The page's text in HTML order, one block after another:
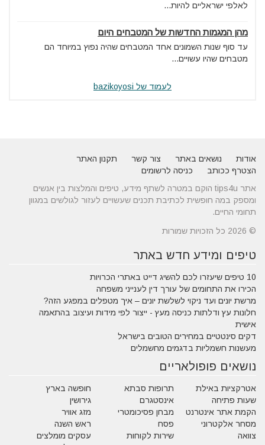
לאלפי ישראליים להיות...
מהן המגמות החדשות של המטבחים היום
עד סוף שנות השמונים אחד המטבחים שהיה נפוץ במיוחד הם
מטבחים שהיו עשויים...
לעמוד של bazikoyosi
אודות נושאים באתר צור קשר
תקנון האתר
הצטרף ככותב
כניסה לרשומים
אתר tips4u הוקם במטרה לשתף מידע, טיפים והמלצות בין אנשים
ומספק במה חופשית לכתיבת תכנים שעשויים לעזור לגולשים במגוון
תחומי החיים.
© 2026 כל הזכויות שמורות
טיפים ומידע חדש באתר
10 טיפים שיעזרו לכם להשיג דייט באתרי הכרויות
הכירו את התחומים של עורך דין לענייני משפחה
מרשת יונים ועד ניקוי לשלשת יונים – איך מטפלים במפגע הזה?
חלונות עץ ודלתות כניסה מעץ - ייצור לפי מידות ועיצוב בהתאמה
אישית
דקים סינטטיים במחירים הטובים בישראל
מעשנות חשמליות בדגמים מחשמלים
נושאים פופולאריים
אטרקציות באילת תרופות סבתא
חופשה בארץ
שעות פתיחה
אינסטגרם
גירושין
הקמת אתר אינטרנט
מבחן פסיכומטרי
מזג אוויר
מסחר אלקטרוני
פסח
ראש השנה
צוואה
שירות לקוחות
עסקים מומלצים